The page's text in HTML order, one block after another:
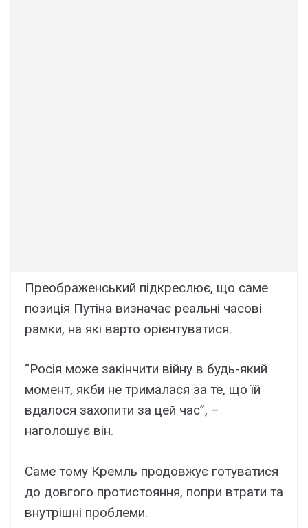
Преображенський підкреслює, що саме
позиція Путіна визначає реальні часові
рамки, на які варто орієнтуватися.
“Росія може закінчити війну в будь-який
момент, якби не трималася за те, що їй
вдалося захопити за цей час”, –
наголошує він.
Саме тому Кремль продовжує готуватися
до довгого протистояння, попри втрати та
внутрішні проблеми.